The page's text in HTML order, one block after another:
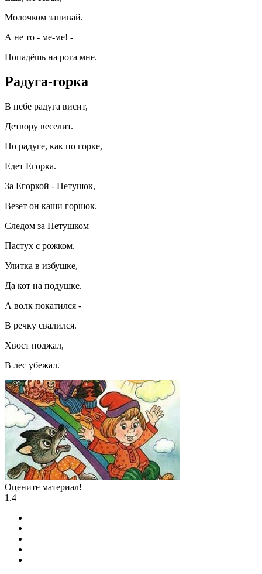
Молочком запивай.
А не то - ме-ме! -
Попадёшь на рога мне.
Радуга-горка
В небе радуга висит,
Детвору веселит.
По радуге, как по горке,
Едет Егорка.
За Егоркой - Петушок,
Везет он каши горшок.
Следом за Петушком
Пастух с рожком.
Улитка в избушке,
Да кот на подушке.
А волк покатился -
В речку свалился.
Хвост поджал,
В лес убежал.
Оцените материал!
1.4